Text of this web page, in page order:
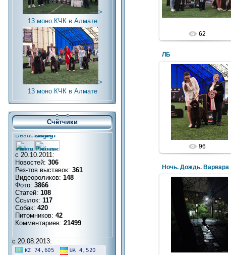
>
13 моно КЧК в Алмате
>
13 моно КЧК в Алмате
Счётчики
с 20.10.2011:
Новостей: 306
Рез-тов выставок: 361
Видеороликов: 148
Фото: 3866
Статей: 108
Ссылок: 117
Собак: 420
Питомников: 42
Комментариев: 21499
с 20.08.2013:
62
ЛБ
96
Ночь. Дождь. Варвара